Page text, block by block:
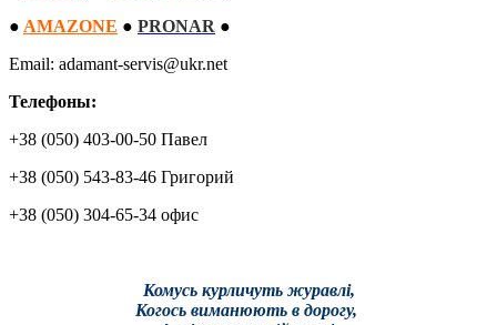
● AMAZONE ● PRONAR ●
Email: adamant-servis@ukr.net
Телефоны:
+38 (050) 403-00-50 Павел
+38 (050) 543-83-46 Григорий
+38 (050) 304-65-34 офис
Комусь курличуть журавлі,
Когось виманюють в дорогу,